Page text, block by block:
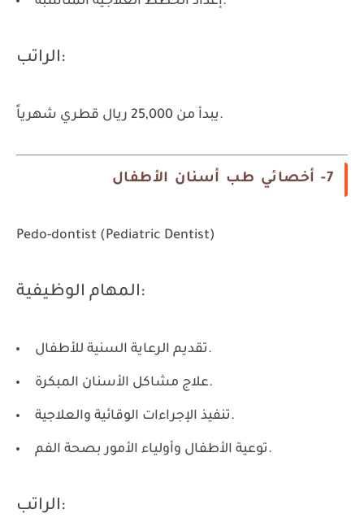
الراتب:
يبدأ من 25,000 ريال قطري شهرياً.
7- أخصائي طب أسنان الأطفال
Pedo-dontist (Pediatric Dentist)
المهام الوظيفية:
تقديم الرعاية السنية للأطفال.
علاج مشاكل الأسنان المبكرة.
تنفيذ الإجراءات الوقائية والعلاجية.
توعية الأطفال وأولياء الأمور بصحة الفم.
الراتب: